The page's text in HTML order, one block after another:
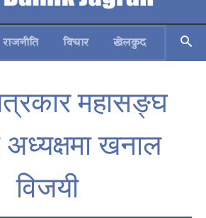
राजनीति विचार खेलकुद स्वास्थ्य
महासङ्घ
अध्यक्षमा खनाल
विजयी